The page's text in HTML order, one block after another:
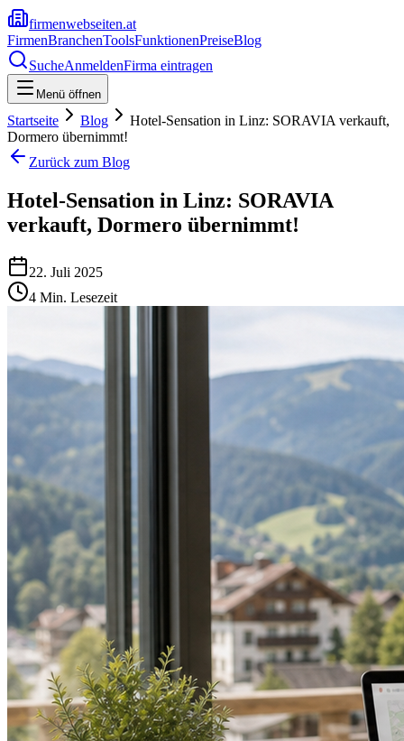
firmenwebseiten.at
FirmenBranchenToolsFunktionenPreiseBlog
SucheAnmeldenFirma eintragen
Menü öffnen
Startseite Blog
Hotel-Sensation in Linz: SORAVIA verkauft,
Dormero übernimmt!
Zurück zum Blog
Hotel-Sensation in Linz: SORAVIA
verkauft, Dormero übernimmt!
22. Juli 2025
4 Min. Lesezeit